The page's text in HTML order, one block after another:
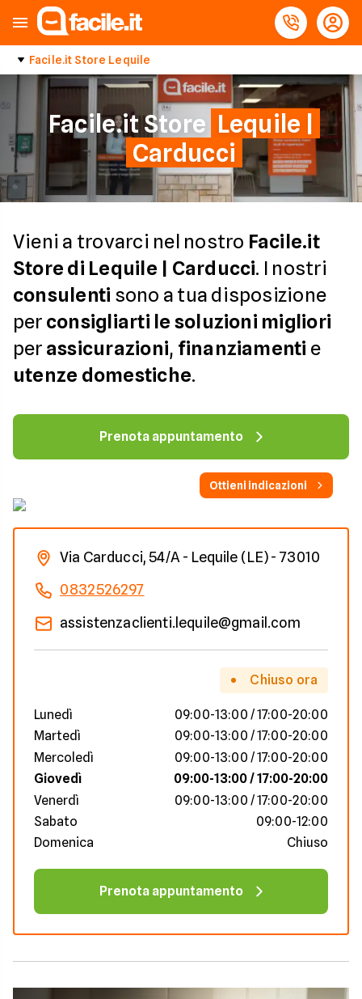
Facile.it Store Lequile
Facile.it Store Lequile |
Carducci
Vieni a trovarci nel nostro Facile.it
Store di Lequile | Carducci. I nostri
consulenti sono a tua disposizione
per consigliarti le soluzioni migliori
per assicurazioni, finanziamenti e
utenze domestiche.
Prenota appuntamento
Ottieni indicazioni
Via Carducci, 54/A - Lequile (LE) - 73010
0832526297
assistenzaclienti.lequile@gmail.com
Chiuso ora
Lunedì
09:00-13:00 / 17:00-20:00
Martedì
09:00-13:00 / 17:00-20:00
Mercoledì
09:00-13:00 / 17:00-20:00
Giovedì
09:00-13:00 / 17:00-20:00
Venerdì
09:00-13:00 / 17:00-20:00
Sabato
09:00-12:00
Domenica
Chiuso
Prenota appuntamento